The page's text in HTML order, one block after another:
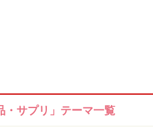
・サプリ」テーマ一覧